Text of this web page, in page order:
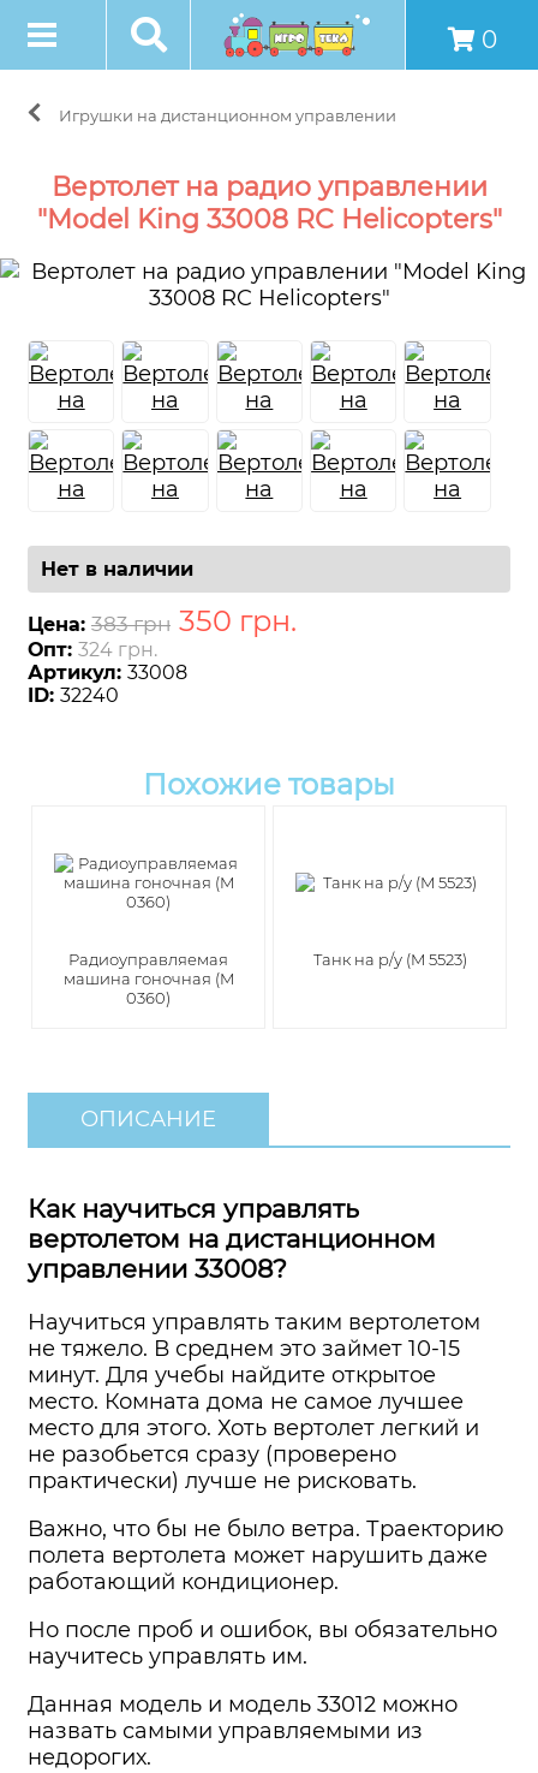
0
Игрушки на дистанционном управлении
Вертолет на радио управлении
"Model King 33008 RC Helicopters"
Нет в наличии
Цена: 383 грн 350 грн.
Опт: 324 грн.
Артикул: 33008
ID: 32240
Похожие товары
Радиоуправляемая
машина гоночная (M
0360)
Танк на р/у (M 5523)
ОПИСАНИЕ
Как научиться управлять
вертолетом на дистанционном
управлении 33008?
Научиться управлять таким вертолетом
не тяжело. В среднем это займет 10-15
минут. Для учебы найдите открытое
место. Комната дома не самое лучшее
место для этого. Хоть вертолет легкий и
не разобьется сразу (проверено
практически) лучше не рисковать.
Важно, что бы не было ветра. Траекторию
полета вертолета может нарушить даже
работающий кондиционер.
Но после проб и ошибок, вы обязательно
научитесь управлять им.
Данная модель и модель 33012 можно
назвать самыми управляемыми из
недорогих.